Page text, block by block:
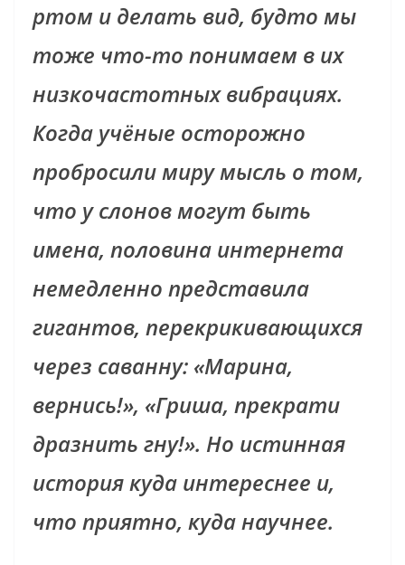
ртом и делать вид, будто мы
тоже что-то понимаем в их
низкочастотных вибрациях.
Когда учёные осторожно
пробросили миру мысль о том,
что у слонов могут быть
имена, половина интернета
немедленно представила
гигантов, перекрикивающихся
через саванну: «Марина,
вернись!», «Гриша, прекрати
дразнить гну!». Но истинная
история куда интереснее и,
что приятно, куда научнее.